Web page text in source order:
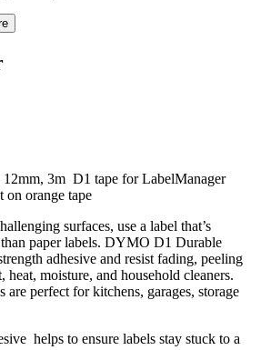
3m D1 tape for LabelManager
on orange tape
surfaces, use a label that’s
paper labels. DYMO D1 Durable
adhesive and resist fading, peeling
heat, moisture, and household cleaners.
perfect for kitchens, garages, storage
helps to ensure labels stay stuck to a